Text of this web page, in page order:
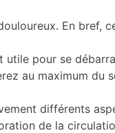
En bref,
pour se
au maximum du
différents
de la